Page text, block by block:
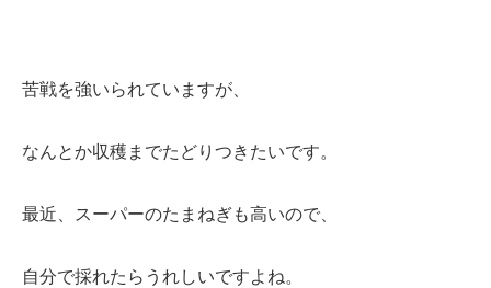
苦戦を強いられていますが、
なんとか収穫までたどりつきたいです。
最近、スーパーのたまねぎも高いので、
自分で採れたらうれしいですよね。